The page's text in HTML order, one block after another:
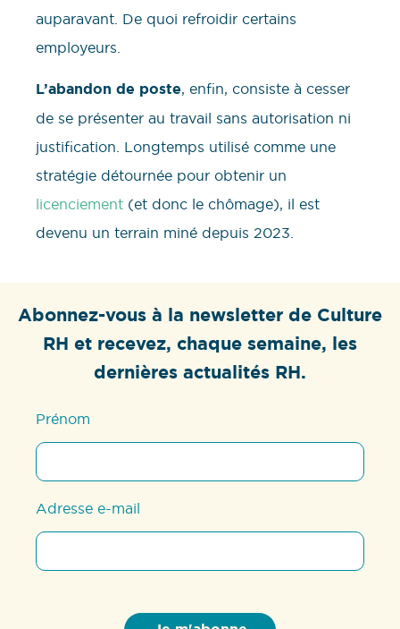
auparavant. De quoi refroidir certains
employeurs.
L’abandon de poste, enfin, consiste à cesser
de se présenter au travail sans autorisation ni
justification. Longtemps utilisé comme une
stratégie détournée pour obtenir un
licenciement (et donc le chômage), il est
devenu un terrain miné depuis 2023.
Abonnez-vous à la newsletter de Culture
RH et recevez, chaque semaine, les
dernières actualités RH.
Prénom
Adresse e-mail